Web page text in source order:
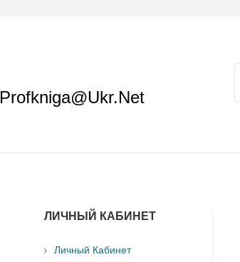
Profkniga@ukr.net
ЛИЧНЫЙ КАБИНЕТ
Личный Кабинет